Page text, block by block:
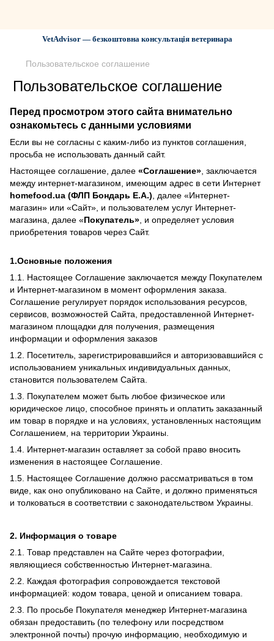
VetAdvisor — безкоштовна консультація ветеринара
Пользовательское соглашение
Пользовательское соглашение
Перед просмотром этого сайта внимательно
ознакомьтесь с данными условиями
Если вы не согласны с каким-либо из пунктов соглашения,
просьба не использовать данный сайт.
Настоящее соглашение, далее «Соглашение» , заключается
между интернет-магазином, имеющим адрес в сети Интернет
homefood.ua (ФЛП Бондарь Е.А.) , далее «Интернет-
магазин» или «Сайт», и пользователем услуг Интернет-
магазина, далее «Покупатель» , и определяет условия
приобретения товаров через Сайт.
1.Основные положения
1.1. Настоящее Соглашение заключается между Покупателем
и Интернет-магазином в момент оформления заказа.
Соглашение регулирует порядок использования ресурсов,
сервисов, возможностей Сайта, предоставленной Интернет-
магазином площадки для получения, размещения
информации и оформления заказов
1.2. Посетитель, зарегистрировавшийся и авторизовавшийся с
использованием уникальных индивидуальных данных,
становится пользователем Сайта.
1.3. Покупателем может быть любое физическое или
юридическое лицо, способное принять и оплатить заказанный
им товар в порядке и на условиях, установленных настоящим
Соглашением, на территории Украины.
1.4. Интернет-магазин оставляет за собой право вносить
изменения в настоящее Соглашение.
1.5. Настоящее Соглашение должно рассматриваться в том
виде, как оно опубликовано на Сайте, и должно применяться
и толковаться в соответствии с законодательством Украины.
2. Информация о товаре
2.1. Товар представлен на Сайте через фотографии,
являющиеся собственностью Интернет-магазина.
2.2. Каждая фотография сопровождается текстовой
информацией: кодом товара, ценой и описанием товара.
2.3. По просьбе Покупателя менеджер Интернет-магазина
обязан предоставить (по телефону или посредством
электронной почты) прочую информацию, необходимую и